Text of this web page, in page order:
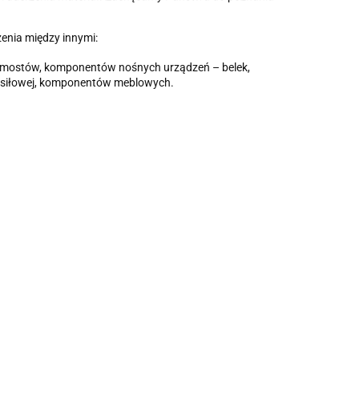
między innymi:
komponentów nośnych urządzeń – belek,
komponentów meblowych.